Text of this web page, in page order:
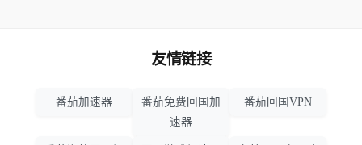
友情链接
番茄加速器
番茄免费回国加
速器
番茄回国VPN